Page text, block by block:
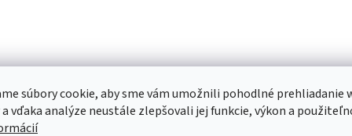
súbory cookie, aby sme vám umožnili pohodlné prehliadanie
vďaka analýze neustále zlepšovali jej funkcie, výkon a